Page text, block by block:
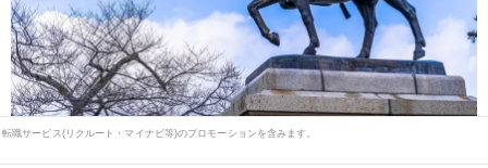
転職サービス(リクルート・マイナビ等)のプロモーションを含みます。